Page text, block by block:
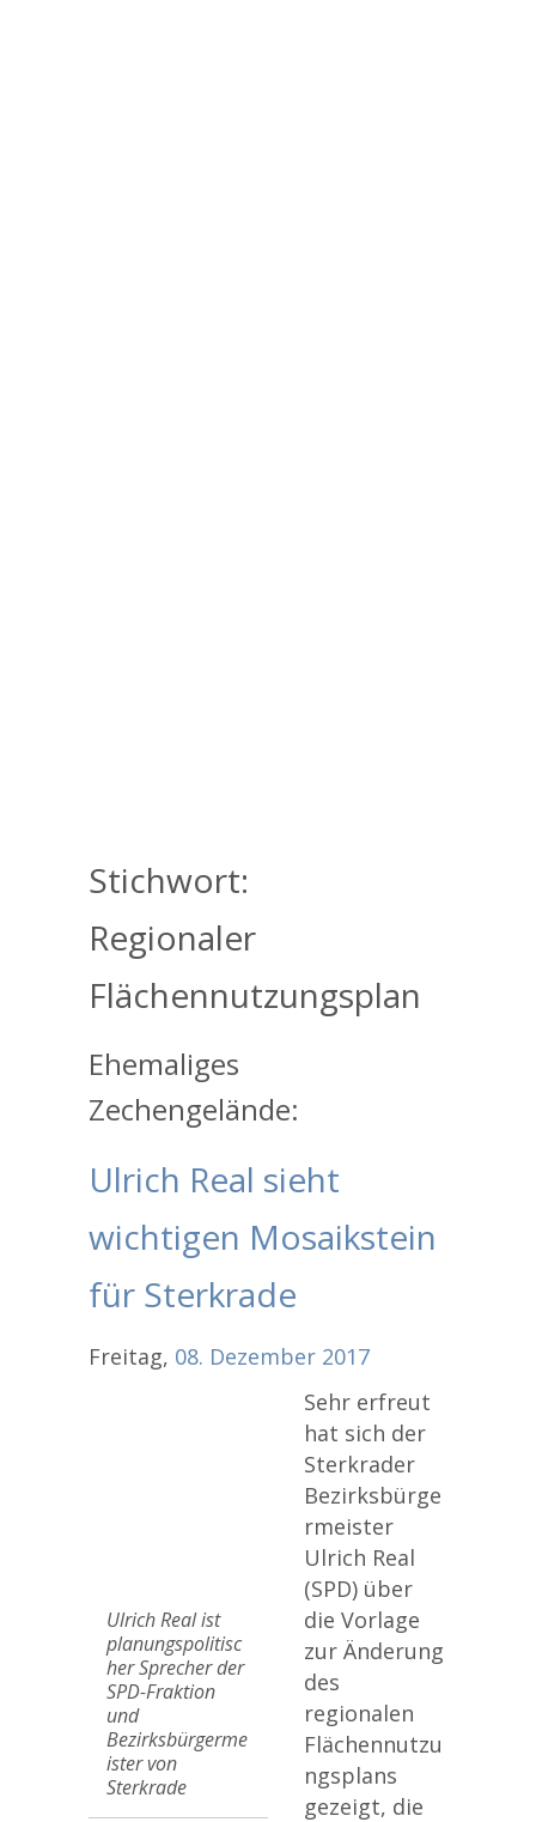
Stichwort:
Regionaler
Flächennutzungsplan
Ehemaliges
Zechengelände:
Ulrich Real sieht
wichtigen Mosaikstein
für Sterkrade
Freitag, 08. Dezember 2017
Ulrich Real ist
planungspolitisc
her Sprecher der
SPD-Fraktion
und
Bezirksbürgerme
ister von
Sterkrade
Sehr erfreut
hat sich der
Sterkrader
Bezirksbürge
rmeister
Ulrich Real
(SPD) über
die Vorlage
zur Änderung
des
regionalen
Flächennutzu
ngsplans
gezeigt, die